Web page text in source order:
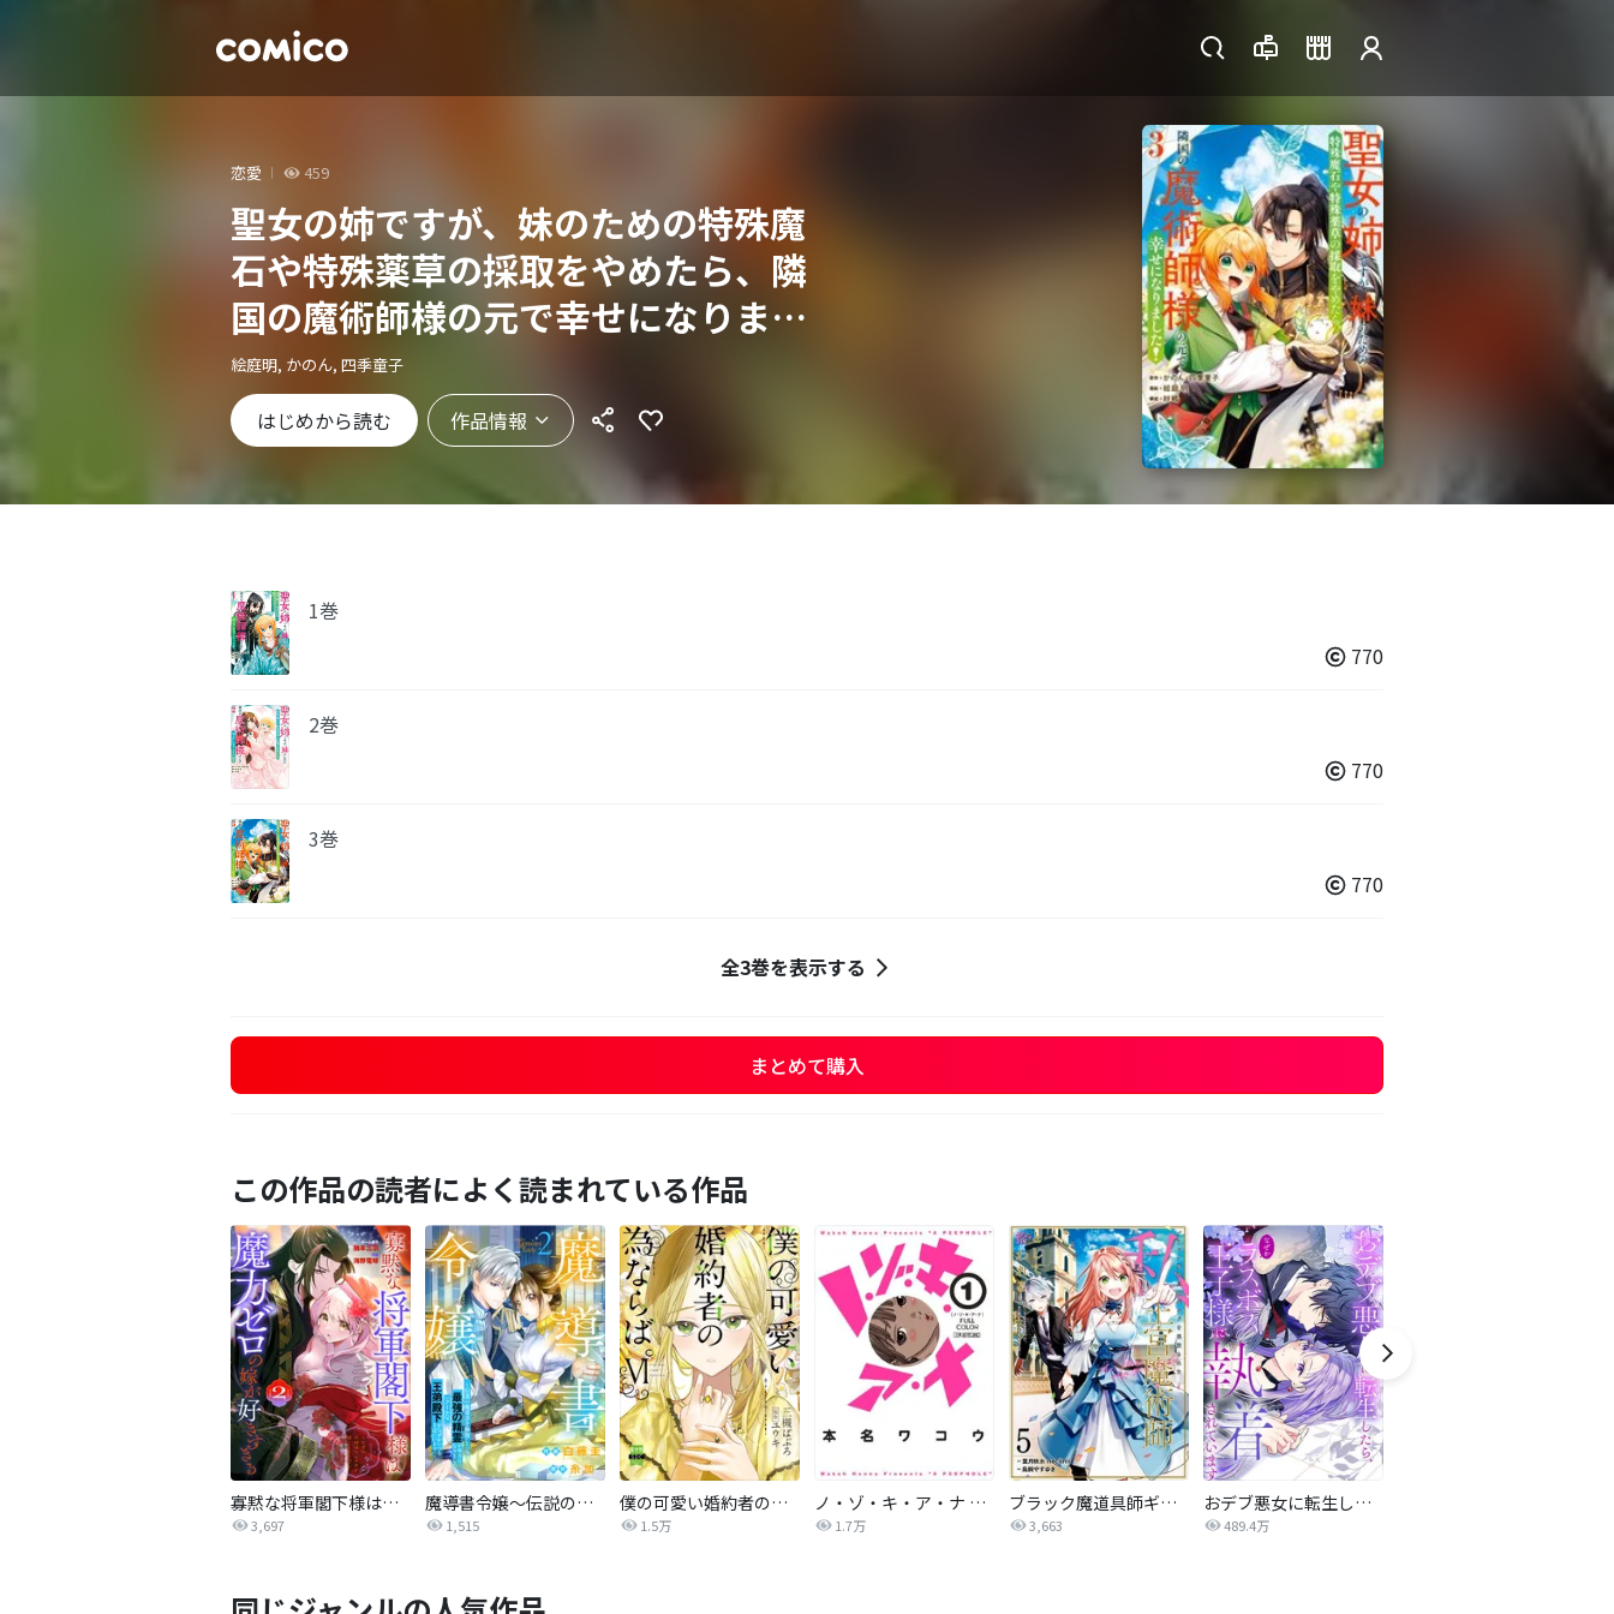
恋愛 459
聖女の姉ですが、妹のための特殊魔
石や特殊薬草の採取をやめたら、隣
国の魔術師様の元で幸せになりまし
た！（コミック）
絵庭明, かのん, 四季童子
はじめから読む 作品情報
1巻
770
2巻
770
3巻
770
全3巻を表示する
まとめて購入
この作品の読者によく読まれている作品
寡黙な将軍閣下様は魔力ゼロの嫁が好きすぎる～なぜか旦那様の心の声が聞こえます！？～
3,697
魔導書令嬢～伝説の魔導書を修復したら最強の精霊が味方になりました（クールな王弟殿下がなぜかいつもそばにいます）～
1,515
僕の可愛い婚約者の為ならば。【単行本版】
1.5万
ノ・ゾ・キ・ア・ナ フルカラー
1.7万
ブラック魔道具師ギルドを追放された私、王宮魔術師として拾われる ～ホワイトな宮廷で、幸せな新生活を始めます！～（コミック）
3,663
おデブ悪女に転生したら、なぜかラスボス王子様に執着されています
489.4万